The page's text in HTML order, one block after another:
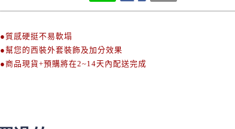
●質感硬挺不易軟塌
●幫您的西裝外套裝飾及加分效果
●商品現貨+預購將在2~14天內配送完成